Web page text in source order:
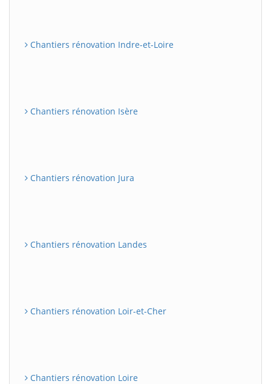
Chantiers rénovation Indre-et-Loire
Chantiers rénovation Isère
Chantiers rénovation Jura
Chantiers rénovation Landes
Chantiers rénovation Loir-et-Cher
Chantiers rénovation Loire